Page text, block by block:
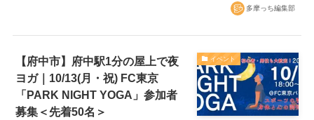
多摩っち編集部
イベント
【府中市】府中駅1分の屋上で夜
ヨガ｜10/13(月・祝) FC東京
「PARK NIGHT YOGA」参加者
募集＜先着50名＞